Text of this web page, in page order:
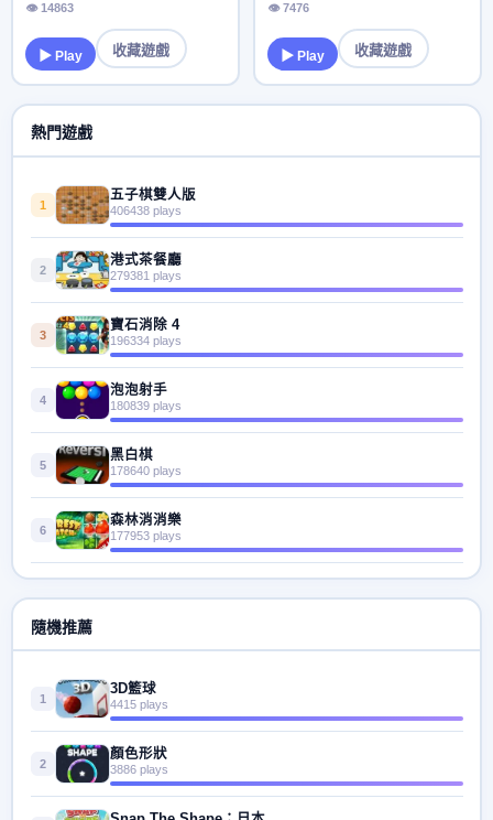
👁 14863
▶ Play 收藏遊戲
👁 7476
▶ Play 收藏遊戲
熱門遊戲
1
五子棋雙人版
406438 plays
2
港式茶餐廳
279381 plays
3
寶石消除 4
196334 plays
4
泡泡射手
180839 plays
5
黑白棋
178640 plays
6
森林消消樂
177953 plays
隨機推薦
1
3D籃球
4415 plays
2
顏色形狀
3886 plays